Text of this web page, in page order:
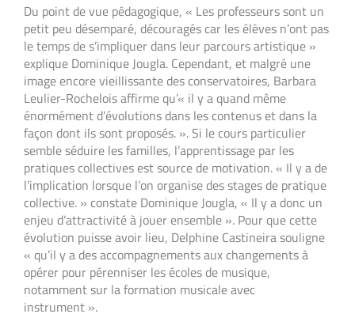
Du point de vue pédagogique, « Les professeurs sont un
petit peu désemparé, découragés car les élèves n’ont pas
le temps de s’impliquer dans leur parcours artistique »
explique Dominique Jougla. Cependant, et malgré une
image encore vieillissante des conservatoires, Barbara
Leulier-Rochelois affirme qu’« il y a quand même
énormément d’évolutions dans les contenus et dans la
façon dont ils sont proposés. ». Si le cours particulier
semble séduire les familles, l’apprentissage par les
pratiques collectives est source de motivation. « Il y a de
l’implication lorsque l’on organise des stages de pratique
collective. » constate Dominique Jougla, « Il y a donc un
enjeu d’attractivité à jouer ensemble ». Pour que cette
évolution puisse avoir lieu, Delphine Castineira souligne
« qu’il y a des accompagnements aux changements à
opérer pour pérenniser les écoles de musique,
notamment sur la formation musicale avec
instrument ».